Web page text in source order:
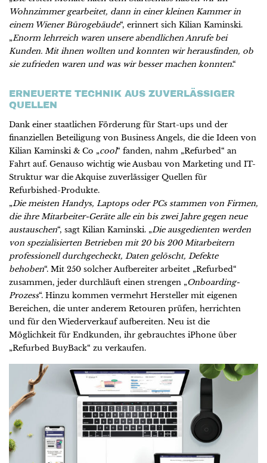
Wohnzimmer gearbeitet, dann in einer kleinen Kammer in
einem Wiener Bürogebäude“, erinnert sich Kilian Kaminski.
„Enorm lehrreich waren unsere abendlichen Anrufe bei
Kunden. Mit ihnen wollten und konnten wir herausfinden, ob
sie zufrieden waren und was wir besser machen konnten.“
ERNEUERTE TECHNIK AUS ZUVERLÄSSIGER
QUELLEN
Dank einer staatlichen Förderung für Start-ups und der
finanziellen Beteiligung von Business Angels, die die Ideen von
Kilian Kaminski & Co „cool“ fanden, nahm „Refurbed“ an
Fahrt auf. Genauso wichtig wie Ausbau von Marketing und IT-
Struktur war die Akquise zuverlässiger Quellen für
Refurbished-Produkte.
„Die meisten Handys, Laptops oder PCs stammen von Firmen,
die ihre Mitarbeiter-Geräte alle ein bis zwei Jahre gegen neue
austauschen“, sagt Kilian Kaminski. „Die ausgedienten werden
von spezialisierten Betrieben mit 20 bis 200 Mitarbeitern
professionell durchgecheckt, Daten gelöscht, Defekte
behoben“. Mit 250 solcher Aufbereiter arbeitet „Refurbed“
zusammen, jeder durchläuft einen strengen „Onboarding-
Prozess“. Hinzu kommen vermehrt Hersteller mit eigenen
Bereichen, die unter anderem Retouren prüfen, herrichten
und für den Wiederverkauf aufbereiten. Neu ist die
Möglichkeit für Endkunden, ihr gebrauchtes iPhone über
„Refurbed BuyBack“ zu verkaufen.